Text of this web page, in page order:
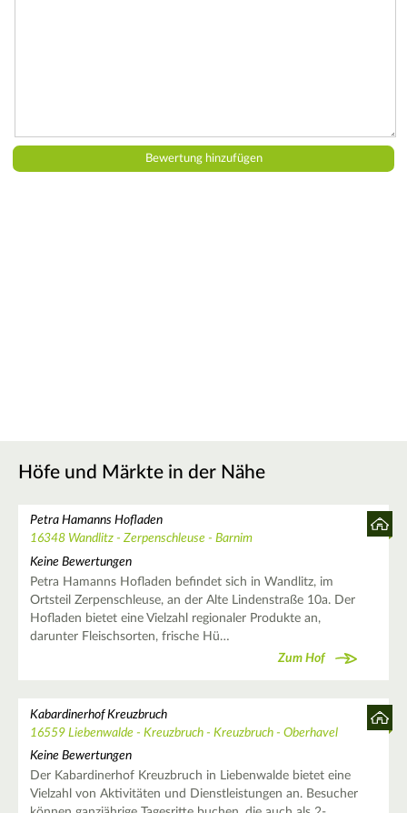
Höfe und Märkte in der Nähe
Petra Hamanns Hofladen
16348 Wandlitz - Zerpenschleuse - Barnim
Keine Bewertungen
Petra Hamanns Hofladen befindet sich in Wandlitz, im
Ortsteil Zerpenschleuse, an der Alte Lindenstraße 10a. Der
Hofladen bietet eine Vielzahl regionaler Produkte an,
darunter Fleischsorten, frische Hü…
Zum Hof
Kabardinerhof Kreuzbruch
16559 Liebenwalde - Kreuzbruch - Kreuzbruch - Oberhavel
Keine Bewertungen
Der Kabardinerhof Kreuzbruch in Liebenwalde bietet eine
Vielzahl von Aktivitäten und Dienstleistungen an. Besucher